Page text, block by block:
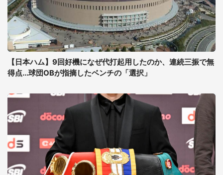
【日本ハム】9回好機になぜ代打起用したのか、連続三振で無
得点...球団OBが指摘したベンチの「選択」